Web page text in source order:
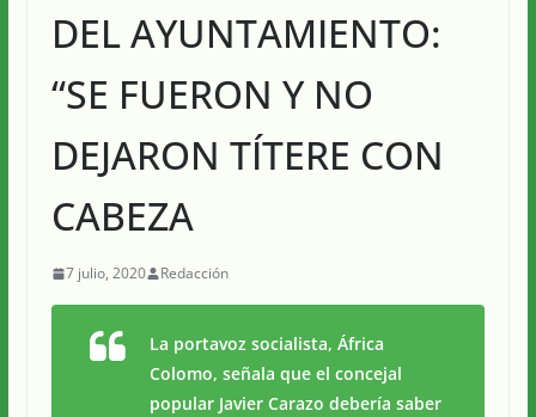
DEL AYUNTAMIENTO:
“SE FUERON Y NO
DEJARON TÍTERE CON
CABEZA
7 julio, 2020 Redacción
La portavoz socialista, África
Colomo, señala que el concejal
popular Javier Carazo debería saber